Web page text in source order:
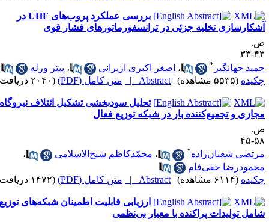
بررسی عملکرد پروب‌های UHF در
تخلیه جزئی در ترانسفورماتورهای فشار قوی
۳۳
جهانگیر
،اصغر اکبری ازیرانی ،پیتر ورله
(۵۵۳۵ مشاهده) |
Abstract | متن کامل (PDF) (۲۰۴۰ دریافت)
تحلیل سودبخشی تشکیل ائتلاف نیروگاه
و تجمیع‌کننده بار در شبکه توزیع فعال
۴۵
شعبان‌زاده
،محمّدکاظم شیخ‌الاسلامی
،
حقی‌فام
(۶۱۱۴ مشاهده) |
Abstract | متن کامل (PDF) (۱۴۷۲ دریافت)
ارزیابی قابلیت اطمینان شبکه‌های توزیع
تولیدات پراکنده با معیار بی‌نظمی